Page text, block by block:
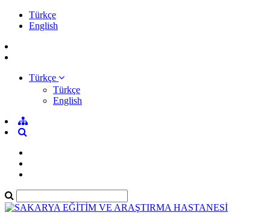
Türkçe
English
Türkçe
Türkçe
English